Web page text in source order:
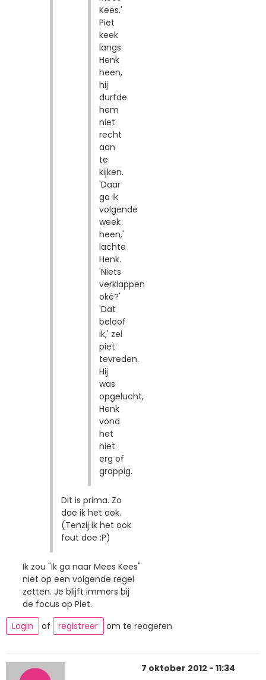
Kees.'
Piet
keek
langs
Henk
heen,
hij
durfde
hem
niet
recht
aan
te
kijken.
'Daar
ga ik
volgende
week
heen,'
lachte
Henk.
'Niets
verklappen
oké?'
'Dat
beloof
ik,' zei
piet
tevreden.
Hij
was
opgelucht,
Henk
vond
het
niet
erg of
grappig.
Dit is prima. Zo
doe ik het ook.
(Tenzij ik het ook
fout doe :P)
Ik zou "Ik ga naar Mees Kees"
niet op een volgende regel
zetten. Je blijft immers bij
de focus op Piet.
Login
of registreer om te reageren
7 oktober 2012 - 11:34